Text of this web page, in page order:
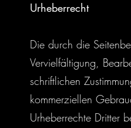
Urheberrecht
Die durch die
Vervielfältigung,
schriftlichen
kommerziellen
Urheberrechte Dritter